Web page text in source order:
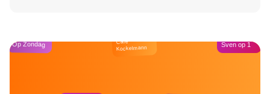
Op Zondag Café
Kockelmann Sven op 1